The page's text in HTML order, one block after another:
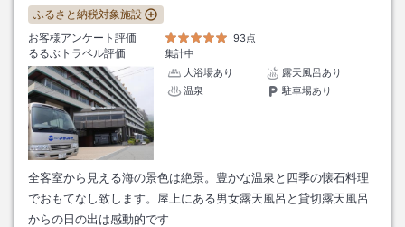
ふるさと納税対象施設
お客様アンケート評価
93点
るるぶトラベル評価
集計中
大浴場あり
露天風呂あり
温泉
駐車場あり
全客室から見える海の景色は絶景。豊かな温泉と四季の懐石料理
でおもてなし致します。屋上にある男女露天風呂と貸切露天風呂
からの日の出は感動的です